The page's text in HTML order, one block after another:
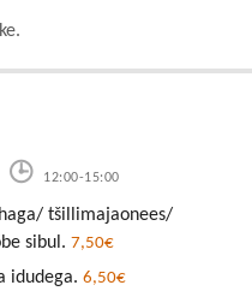
12:00-15:00
tšillimajaonees/
sibul. 7,50€
idudega. 6,50€